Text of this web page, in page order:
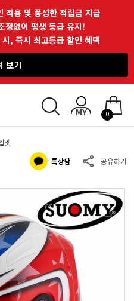
적용 및 풍성한 적립금 지급
정없이 평생 등급 유지!
, 즉시 최고등급 할인 혜택
보기
0
멧